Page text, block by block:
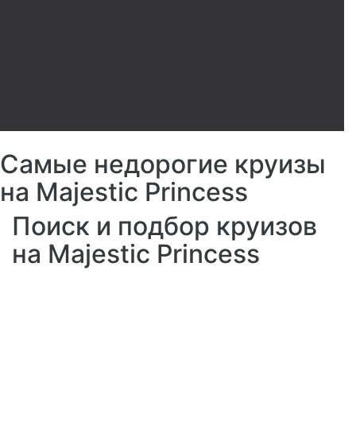
Самые недорогие круизы
на Majestic Princess
Поиск и подбор круизов
на Majestic Princess